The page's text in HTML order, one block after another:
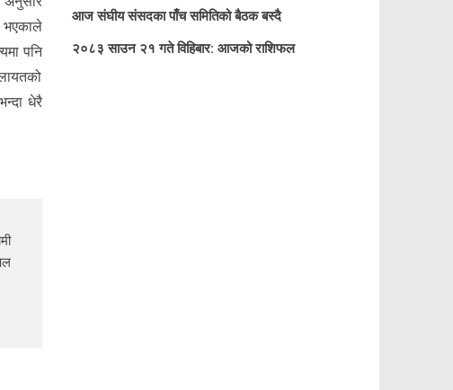
भएकाले
पनि
धेरै
आज संघीय संसदका पाँच समितिको बैठक बस्दै
२०८३ साउन २१ गते विहिबार: आजको राशिफल